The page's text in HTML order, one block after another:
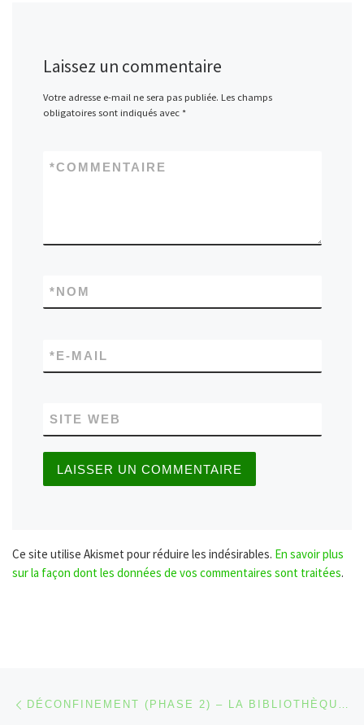
Laissez un commentaire
Votre adresse e-mail ne sera pas publiée. Les champs
obligatoires sont indiqués avec *
COMMENTAIRE
*
NOM
*
E-MAIL
*
SITE WEB
Ce site utilise Akismet pour réduire les indésirables. En savoir plus
sur la façon dont les données de vos commentaires sont traitées.
Parcourir les articles DÉCONFINEMENT (PHASE 2) – LA BIBLIOTHÈQUE DE MALMEDY ROUVRE SES PORTES AU PUBLIC